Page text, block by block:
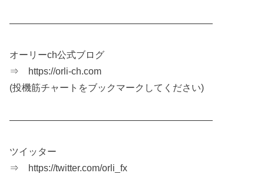
—————————————————————–
オーリーch公式ブログ
⇒ https://orli-ch.com
(投機筋チャートをブックマークしてください)
—————————————————————–
ツイッター
⇒ https://twitter.com/orli_fx